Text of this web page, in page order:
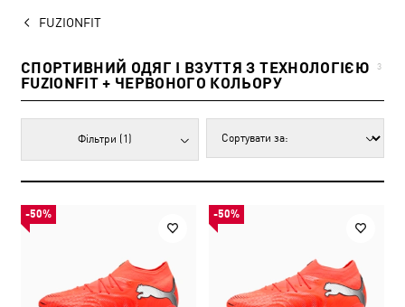
FUZIONFIT
СПОРТИВНИЙ ОДЯГ І ВЗУТТЯ З ТЕХНОЛОГІЄЮ
FUZIONFIT + ЧЕРВОНОГО КОЛЬОРУ
3
Фільтри (1)
-50% -50%